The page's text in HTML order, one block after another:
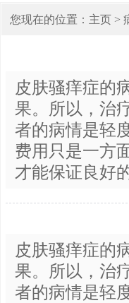
您现在的位置： 主页 >
皮肤骚痒症的
果。所以，治
者的病情是轻
费用只是一方
才能保证良好
皮肤骚痒症的
果。所以，治
者的病情是轻